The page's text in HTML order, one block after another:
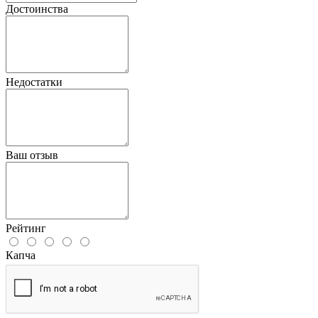
Достоинства
Недостатки
Ваш отзыв
Рейтинг
Капча